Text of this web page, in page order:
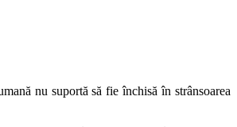
nu suportă să fie închisă în strânsoarea